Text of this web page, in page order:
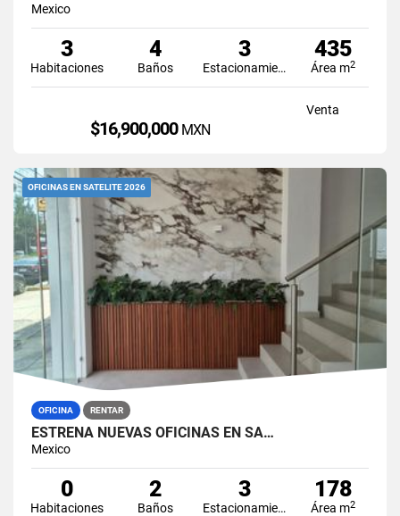
Mexico
3
Habitaciones
4
Baños
3
Estacionamiento
435
Área m2
Venta
$16,900,000 MXN
OFICINAS EN SATELITE 2026
OFICINA RENTAR
ESTRENA NUEVAS OFICINAS EN SA…
Mexico
0
Habitaciones
2
Baños
3
Estacionamiento
178
Área m2